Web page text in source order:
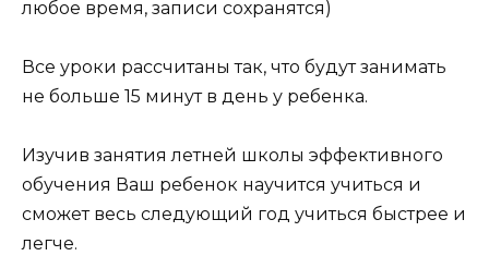
любое время, записи сохранятся)
Все уроки рассчитаны так, что будут занимать
не больше 15 минут в день у ребенка.
Изучив занятия летней школы эффективного
обучения Ваш ребенок научится учиться и
сможет весь следующий год учиться быстрее и
легче.